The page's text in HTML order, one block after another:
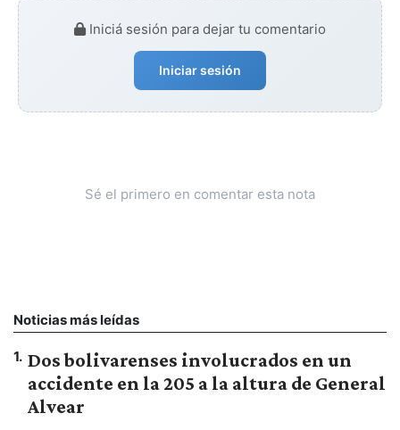
Iniciá sesión para dejar tu comentario
Iniciar sesión
Sé el primero en comentar esta nota
Noticias más leídas
1. Dos bolivarenses involucrados en un
accidente en la 205 a la altura de General
Alvear